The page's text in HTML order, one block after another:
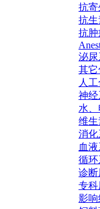
抗
抗生
抗
泌
其
人
神
水
维
消
血
循
诊
专
影响